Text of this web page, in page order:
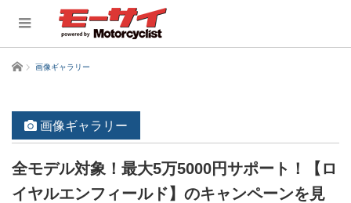
ホーム 画像ギャラリー
画像ギャラリー
全モデル対象！最大5万5000円サポート！【ロ
イヤルエンフィールド】のキャンペーンを見